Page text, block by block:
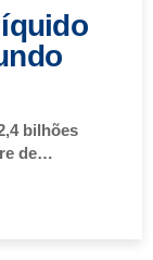
bilhões
de…